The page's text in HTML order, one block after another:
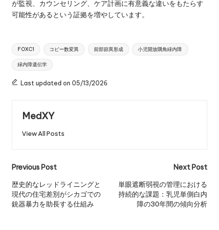
が監視、カウンセリング、ケア計画に有意義な違いをもたらす
可能性があるという証拠を増やしています。
Tags:
FOXC1 コピー数変異 前部節異形成 小児開放隅角緑内障
緑内障遺伝学
Last updated on 05/13/2026
MedXY
View All Posts
Post
navigation
Previous Post
歴史的なレッドライニングと
現代の住宅差別がシカゴでの
銃器暴力を助長する仕組み
Next Post
単眼遮断弱視の管理における
持続的な課題：乳児単側白内
障の30年間の傾向分析